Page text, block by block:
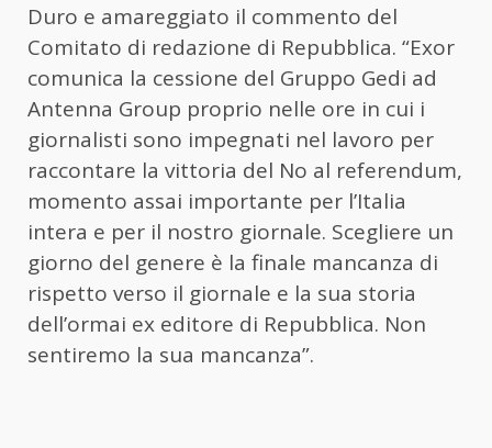
Duro e amareggiato il commento del
Comitato di redazione di Repubblica. “Exor
comunica la cessione del Gruppo Gedi ad
Antenna Group proprio nelle ore in cui i
giornalisti sono impegnati nel lavoro per
raccontare la vittoria del No al referendum,
momento assai importante per l’Italia
intera e per il nostro giornale. Scegliere un
giorno del genere è la finale mancanza di
rispetto verso il giornale e la sua storia
dell’ormai ex editore di Repubblica. Non
sentiremo la sua mancanza”.